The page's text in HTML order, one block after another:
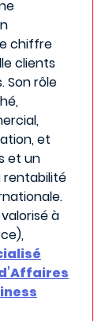
chiffre
clients
Son rôle
et
et un
rentabilité
à